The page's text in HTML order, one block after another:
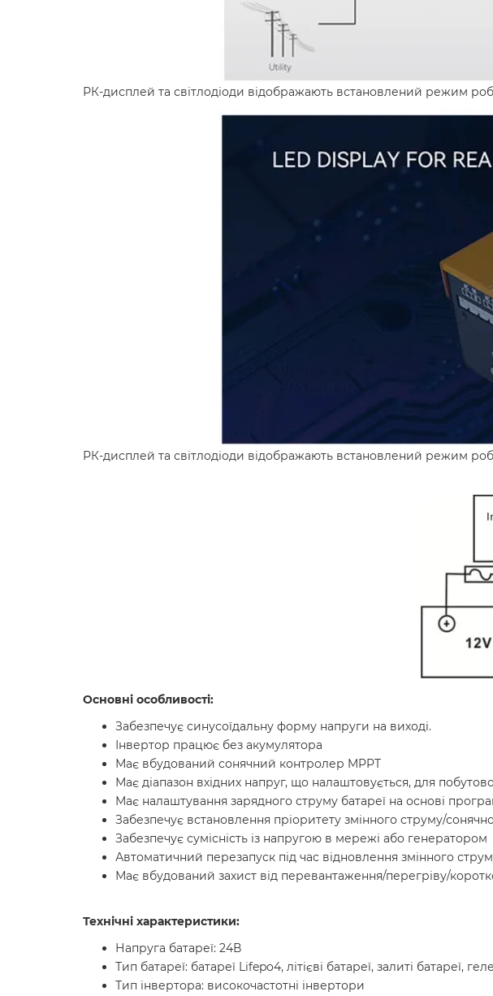
РК-дисплей та світлодіоди відображають встановлений режим
РК-дисплей та світлодіоди відображають встановлений режим
Основні особливості:
Забезпечує синусоїдальну форму напруги на виході.
Інвертор працює без акумулятора
Має вбудований сонячний контролер MPPT
Має діапазон вхідних напруг, що налаштовується, для
Має налаштування зарядного струму батареї на основі
Забезпечує встановлення пріоритету змінного струму/
Забезпечує сумісність із напругою в мережі або генератором
Автоматичний перезапуск під час відновлення змінного
Має вбудований захист від перевантаження/перегріву/
Технічні характеристики:
Напруга батареї: 24В
Тип батареї: батареї Lifepo4, літієві батареї, залиті батареї,
Тип інвертора: високочастотні інвертори